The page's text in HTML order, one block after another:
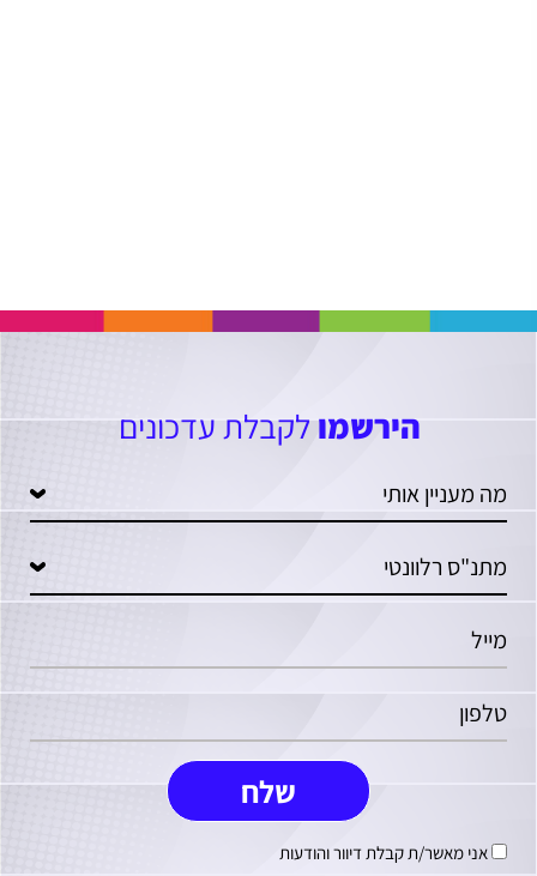
הירשמולקבלת עדכונים
אני מאשר/ת קבלת דיוור והודעות